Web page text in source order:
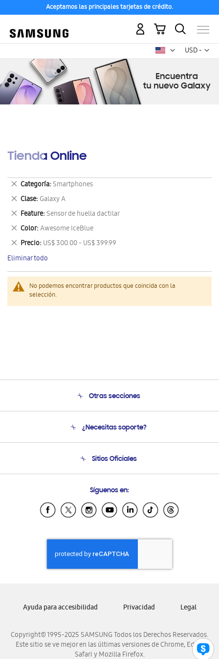
Aceptamos las principales tarjetas de crédito.
USD -
dólar
Mi carrito
Tienda Online
No podemos encontrar productos que coincida con la
selección.
Categoría Smartphones
Eliminar
este
artículo
Clase Galaxy A
Eliminar
este
artículo
Feature Sensor de huella dactilar
Eliminar
este
artículo
Color Awesome IceBlue
Eliminar
este
artículo
Precio US$ 300.00 - US$ 399.99
Eliminar
este
artículo
Eliminar todo
Otras secciones
Soporte
Condiciones de Compra
¿Necesitas soporte?
Soporte vía eMail
Sitios Oficiales
Samsung Ecuador
Samsung El Salvador
Samsung Honduras
Samsung Nicaragua
Samsung Panamá
Samsung Venezuela
Síguenos en:
Copyright© 1995-2025 SAMSUNG Todos los Derechos Reservados.
Este sitio se ve mejor en las últimas versiones de Chrome, Edge,
Safari y Mozilla Firefox.
Ayuda para accesibilidad Privacidad Legal